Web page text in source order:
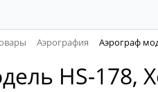
Аэрография Аэрограф
НS-178,